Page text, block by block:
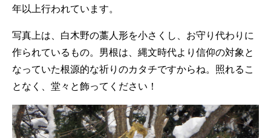
年以上行われています。
写真上は、白木野の藁人形を小さくし、お守り代わりに
作られているもの。男根は、縄文時代より信仰の対象と
なっていた根源的な祈りのカタチですからね。照れるこ
となく、堂々と飾ってください！